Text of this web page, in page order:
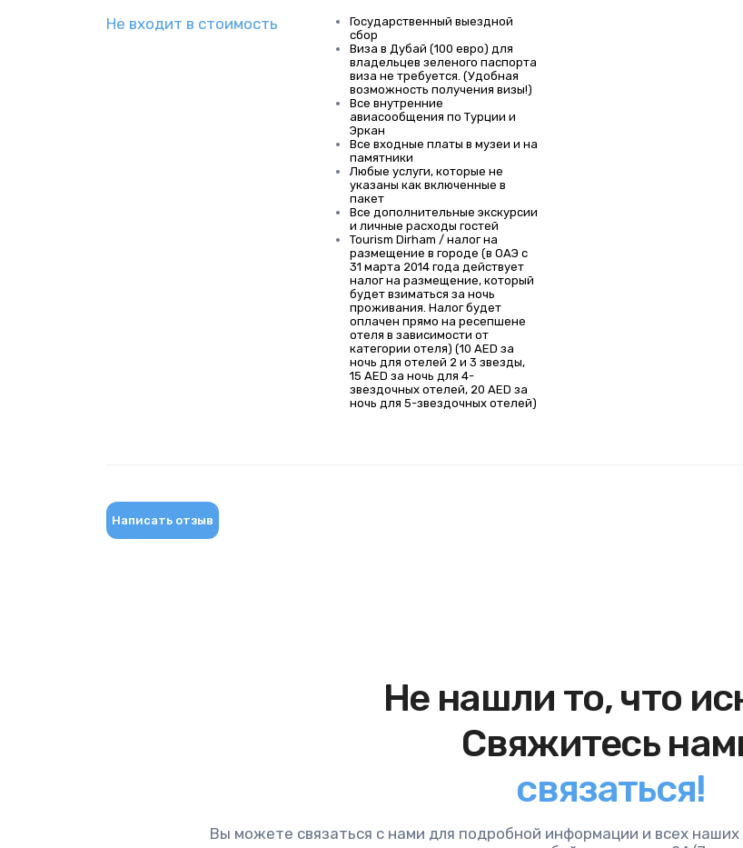
Не входит в стоимость
Государственный выездной
сбор
Виза в Дубай (100 евро) для
владельцев зеленого паспорта
виза не требуется. (Удобная
возможность получения визы!)
Все внутренние
авиасообщения по Турции и
Эркан
Все входные платы в музеи и на
памятники
Любые услуги, которые не
указаны как включенные в
пакет
Все дополнительные экскурсии
и личные расходы гостей
Tourism Dirham / налог на
размещение в городе (в ОАЭ с
31 марта 2014 года действует
налог на размещение, который
будет взиматься за ночь
проживания. Налог будет
оплачен прямо на ресепшене
отеля в зависимости от
категории отеля) (10 AED за
ночь для отелей 2 и 3 звезды,
15 AED за ночь для 4-
звездочных отелей, 20 AED за
ночь для 5-звездочных отелей)
Написать отзыв
Не нашли то, что
Свяжитесь
связаться!
Вы можете связаться с нами для подробной информации и всех